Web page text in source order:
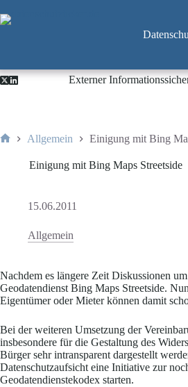
Inhalt
Externer
Allgemein Einigung mit Bing
Einigung mit Bing Maps Streetside
15.06.2011
Allgemein
Nachdem es längere Zeit Diskussionen
Geodatendienst Bing Maps Streetside.
Eigentümer oder Mieter können damit
Bei der weiteren Umsetzung der
insbesondere für die Gestaltung des
Bürger sehr intransparent dargestellt
Datenschutzaufsicht eine Initiative zur
Geodatendienstekodex starten.